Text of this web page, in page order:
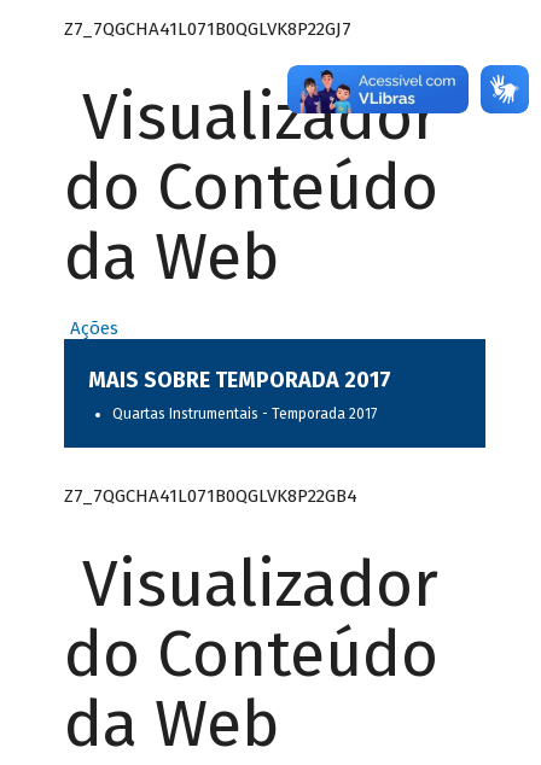
Z7_7QGCHA41L071B0QGLVK8P22GJ7
Visualizador
do Conteúdo
da Web
Ações
MAIS SOBRE TEMPORADA 2017
Quartas Instrumentais - Temporada 2017
Z7_7QGCHA41L071B0QGLVK8P22GB4
Visualizador
do Conteúdo
da Web